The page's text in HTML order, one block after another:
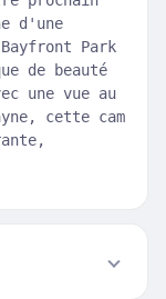
d'une
Bayfront Park
de beauté
une vue au
cette cam